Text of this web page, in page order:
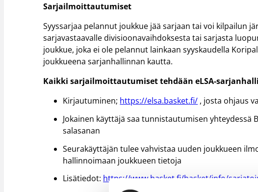
Sarjailmoittautumiset
Syyssarjaa pelannut joukkue jää sarjaan tai voi kilpailun
sarjavastaavalle divisioonavaihdoksesta tai sarjasta
joukkue, joka ei ole pelannut lainkaan syyskaudella
joukkueena sarjanhallinnan kautta.
Kaikki sarjailmoittautumiset tehdään eLSA-
Kirjautuminen; https://elsa.basket.fi/ , josta ohjaus
Jokainen käyttäjä saa tunnistautumisen
salasanan
Seurakäyttäjän tulee vahvistaa uuden joukkueen
hallinnoimaan joukkueen tietoja
Lisätiedot: https://www.basket.fi/basket/info/